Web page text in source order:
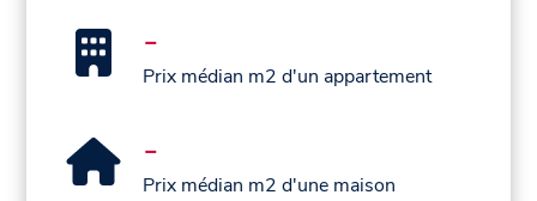
-
Prix médian m2 d'un appartement
-
Prix médian m2 d'une maison